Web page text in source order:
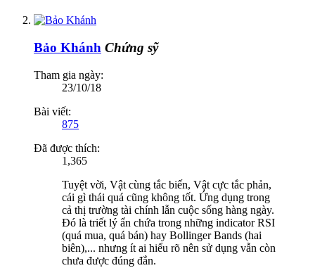
Bảo Khánh Chứng sỹ
Tham gia ngày:
23/10/18
Bài viết:
875
Đã được thích:
1,365
Tuyệt vời, Vật cùng tắc biến, Vật cực tắc phản,
cái gì thái quá cũng không tốt. Ứng dụng trong
cả thị trường tài chính lẫn cuộc sống hàng ngày.
Đó là triết lý ẩn chứa trong những indicator RSI
(quá mua, quá bán) hay Bollinger Bands (hai
biên),... nhưng ít ai hiểu rõ nên sử dụng vẫn còn
chưa được đúng đắn.